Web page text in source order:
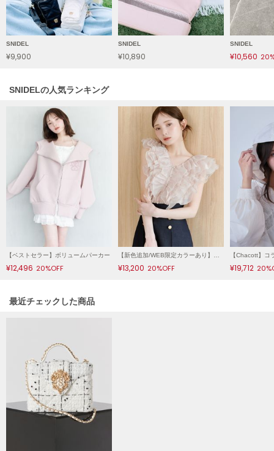
LAATO
ル
le coq sportif
ルコックスポルティフ
LeSportsac
レスポートサック
LILY BROWN
リリーブラウン
LILY BROWN Lingerie
リリーブラウンランジェリー
LITTLE UNION TOKYO
リトルユニオン トウキョウ
made of Organics
MICHU COQUETTE
ミチュ コケット
MIESROHE
ミースロエ
miies miim
ミーエスミーム
SNIDEL
¥9,900
SNIDEL
¥10,890
SNIDEL
¥10,560
SNIDELの人気ランキング
【ベストセラー】ボリュームパーカー
¥12,496 20%OFF
【新色追加/WEB限定カラーあり】ノースリフリルブラウス
¥13,200 20%OFF ¥19,712
関連記事
最近チェックした商品